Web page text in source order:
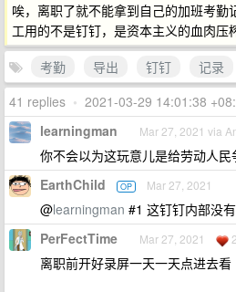
唉，离职了就不能拿到自己的加班考勤
工用的不是钉钉，是资本主义的血肉压
考勤
导出 钉钉
记录
41 replies • 2021-03-29 14:01:38
learningman Mar 27, 2021 via
你不会以为这玩意儿是给劳动人
EarthChild OP Mar 27, 2021
@learningman #1 这钉钉内部没
PerFectTime Mar 27, 2021 2
离职前开好录屏一天一天点进去看